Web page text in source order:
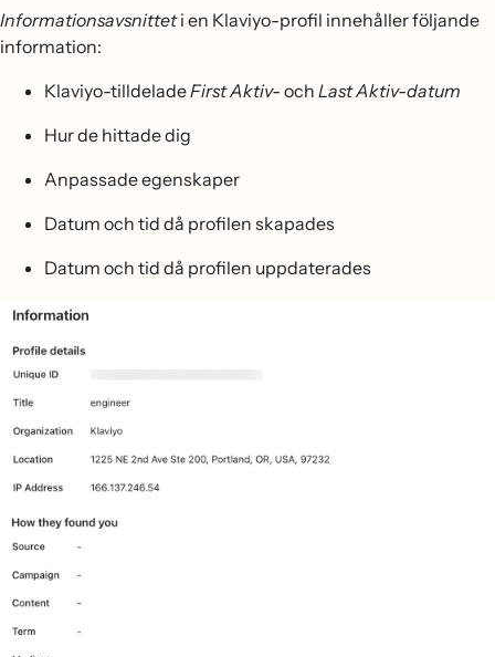
Informationsavsnitteti en Klaviyo-profil innehåller följande
information:
Klaviyo-tilldeladeFirst Aktiv- och Last Aktiv-datum
Hur de hittade dig
Anpassade egenskaper
Datum och tid då profilen skapades
Datum och tid då profilen uppdaterades